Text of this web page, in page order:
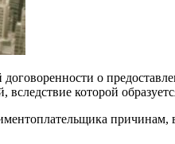
о
которой